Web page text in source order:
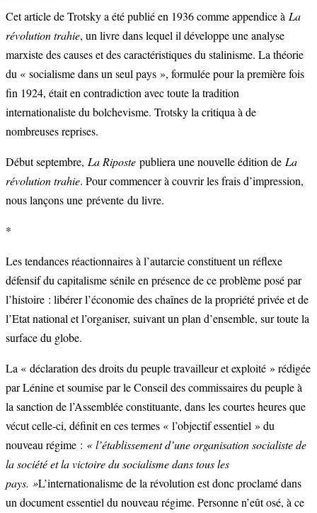
Cet article de Trotsky a été publié en 1936 comme appendice à La
révolution trahie, un livre dans lequel il développe une analyse
marxiste des causes et des caractéristiques du stalinisme. La théorie
du « socialisme dans un seul pays », formulée pour la première fois
fin 1924, était en contradiction avec toute la tradition
internationaliste du bolchevisme. Trotsky la critiqua à de
nombreuses reprises.
Début septembre, La Riposte publiera une nouvelle édition de La
révolution trahie. Pour commencer à couvrir les frais d’impression,
nous lançons une prévente du livre.
*
Les tendances réactionnaires à l’autarcie constituent un réflexe
défensif du capitalisme sénile en présence de ce problème posé par
l’histoire : libérer l’économie des chaînes de la propriété privée et de
l’Etat national et l’organiser, suivant un plan d’ensemble, sur toute la
surface du globe.
La « déclaration des droits du peuple travailleur et exploité » rédigée
par Lénine et soumise par le Conseil des commissaires du peuple à
la sanction de l’Assemblée constituante, dans les courtes heures que
vécut celle-ci, définit en ces termes « l’objectif essentiel » du
nouveau régime : « l’établissement d’une organisation socialiste de
la société et la victoire du socialisme dans tous les
pays. »L’internationalisme de la révolution est donc proclamé dans
un document essentiel du nouveau régime. Personne n’eût osé, à ce